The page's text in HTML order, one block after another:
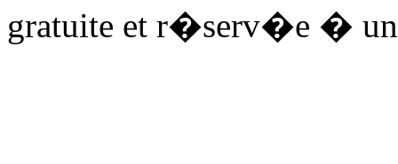
gratuite et r�serv�e � un